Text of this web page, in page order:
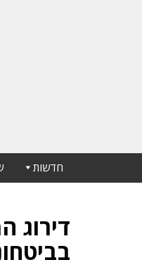
חדשות
דירוג